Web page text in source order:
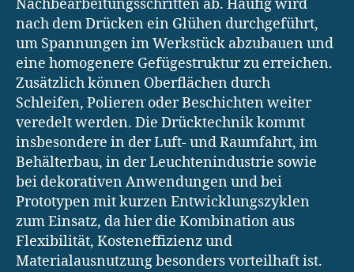
Nachbearbeitungsschritten ab. Häufig wird
nach dem Drücken ein Glühen durchgeführt,
um Spannungen im Werkstück abzubauen und
eine homogenere Gefügestruktur zu erreichen.
Zusätzlich können Oberflächen durch
Schleifen, Polieren oder Beschichten weiter
veredelt werden. Die Drücktechnik kommt
insbesondere in der Luft- und Raumfahrt, im
Behälterbau, in der Leuchtenindustrie sowie
bei dekorativen Anwendungen und bei
Prototypen mit kurzen Entwicklungszyklen
zum Einsatz, da hier die Kombination aus
Flexibilität, Kosteneffizienz und
Materialausnutzung besonders vorteilhaft ist.